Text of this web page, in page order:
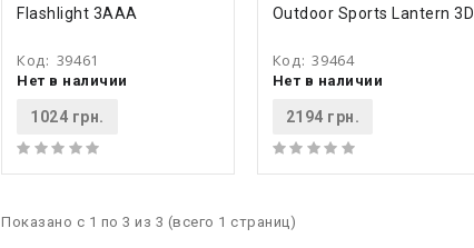
Flashlight 3AAA
Код: 39461
Нет в наличии
1024 грн.
Outdoor Sports Lantern 3D
Код:39464
Нет в наличии
2194 грн.
Показано с 1 по 3 из 3 (всего 1 страниц)